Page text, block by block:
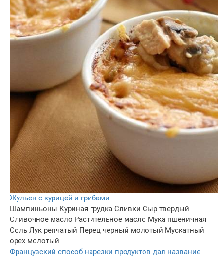
Жульен с курицей и грибами
Шампиньоны Куриная грудка Сливки Сыр твердый
Сливочное масло Растительное масло Мука пшеничная
Соль Лук репчатый Перец черный молотый Мускатный
орех молотый
Французский способ нарезки продуктов дал название